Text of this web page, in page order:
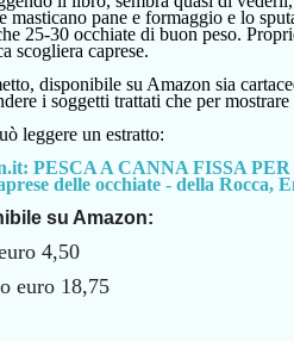
masticano pane e formaggio e lo
25-30 occhiate di buon peso. P
scogliera caprese.
disponibile su Amazon sia
i soggetti trattati che per
leggere un estratto:
PESCA A CANNA FISSA
delle occhiate - della Rocca,
su Amazon:
4,50
euro 18,75